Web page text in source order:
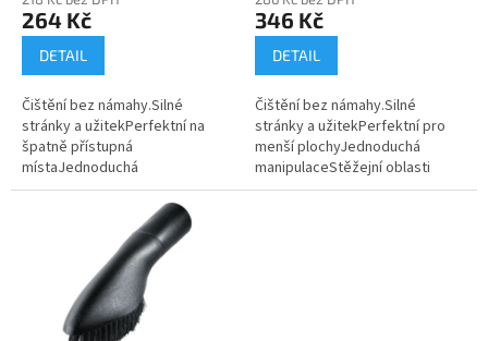
264 Kč
DETAIL
Čištění bez námahy.Silné
stránky a užitekPerfektní na
špatně přístupná
místaJednoduchá
manipulaceStěžejní oblasti
použitíPro čištění malých
a špatně přístupných
plochVhodné...
346 Kč
DETAIL
Čištění bez námahy.Silné
stránky a užitekPerfektní pro
menší plochyJednoduchá
manipulaceStěžejní oblasti
použitíPro čištění malých